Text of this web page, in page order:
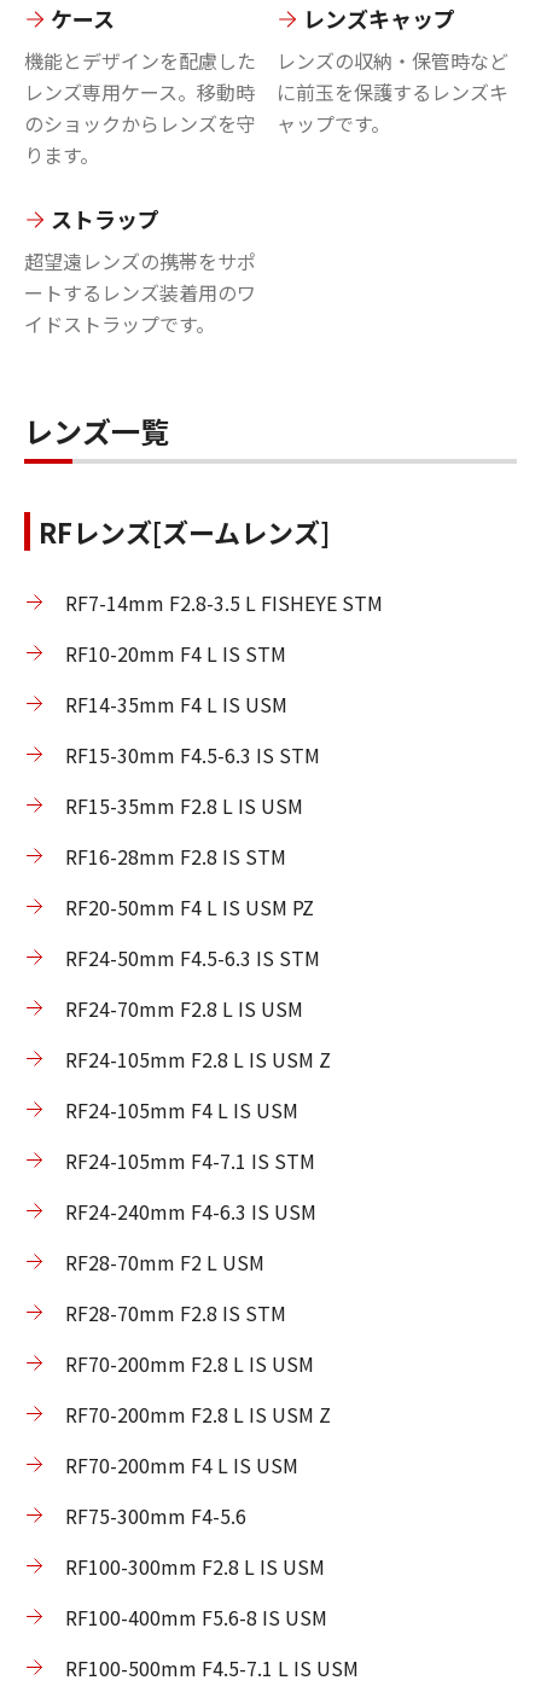
ケース
機能とデザインを配慮した
レンズ専用ケース。移動時
のショックからレンズを守
ります。
レンズキャップ
レンズの収納・保管時など
に前玉を保護するレンズキ
ャップです。
ストラップ
超望遠レンズの携帯をサポ
ートするレンズ装着用のワ
イドストラップです。
レンズ一覧
RFレンズ[ズームレンズ]
RF7-14mm F2.8-3.5 L FISHEYE STM
RF10-20mm F4 L IS STM
RF14-35mm F4 L IS USM
RF15-30mm F4.5-6.3 IS STM
RF15-35mm F2.8 L IS USM
RF16-28mm F2.8 IS STM
RF20-50mm F4 L IS USM PZ
RF24-50mm F4.5-6.3 IS STM
RF24-70mm F2.8 L IS USM
RF24-105mm F2.8 L IS USM Z
RF24-105mm F4 L IS USM
RF24-105mm F4-7.1 IS STM
RF24-240mm F4-6.3 IS USM
RF28-70mm F2 L USM
RF28-70mm F2.8 IS STM
RF70-200mm F2.8 L IS USM
RF70-200mm F2.8 L IS USM Z
RF70-200mm F4 L IS USM
RF75-300mm F4-5.6
RF100-300mm F2.8 L IS USM
RF100-400mm F5.6-8 IS USM
RF100-500mm F4.5-7.1 L IS USM